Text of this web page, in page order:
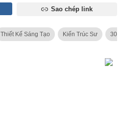
Sao chép link
Thiết Kế Sáng Tạo Kiến Trúc Sư 300